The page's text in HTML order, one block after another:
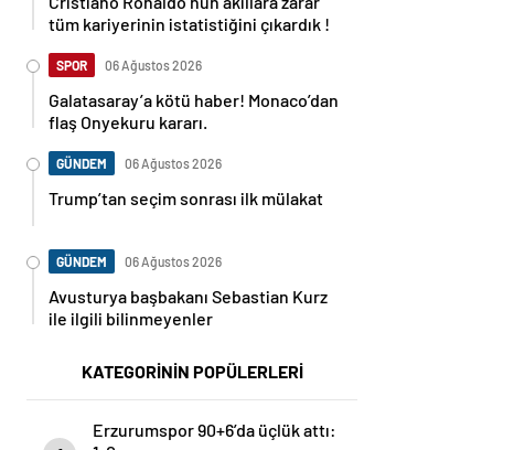
tüm kariyerinin istatistiğini çıkardık !
SPOR 06 Ağustos 2026
Galatasaray’a kötü haber! Monaco’dan
flaş Onyekuru kararı.
GÜNDEM 06 Ağustos 2026
Trump’tan seçim sonrası ilk mülakat
GÜNDEM 06 Ağustos 2026
Avusturya başbakanı Sebastian Kurz
ile ilgili bilinmeyenler
KATEGORİNİN POPÜLERLERİ
Erzurumspor 90+6’da üçlük attı: